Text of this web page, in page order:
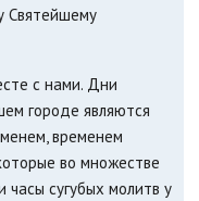
Святейшему
с нами. Дни
городе являются
временем
во множестве
сугубых молитв у